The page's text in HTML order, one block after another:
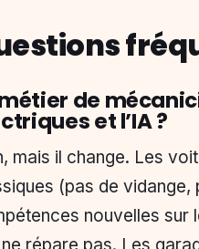
de
et l’IA ?
mais il change. Les
(pas de vidange,
nouvelles sur